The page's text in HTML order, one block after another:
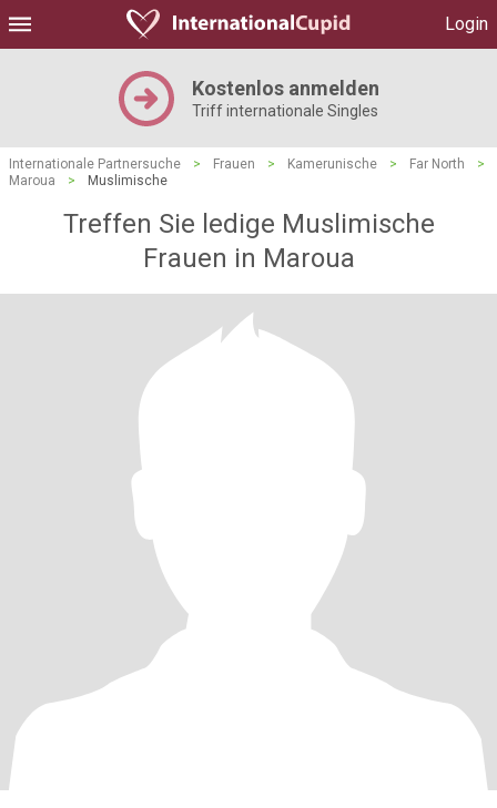
Login
Kostenlos anmelden
Triff internationale Singles
Internationale Partnersuche > Frauen > Kamerunische > Far North
>
Maroua
> Muslimische
Treffen Sie ledige Muslimische
Frauen in Maroua